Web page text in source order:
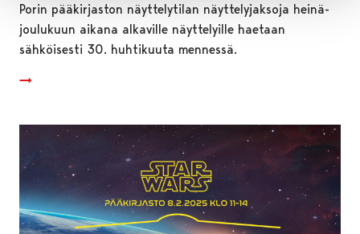
Porin pääkirjaston näyttelytilan näyttelyjaksoja heinä-
joulukuun aikana alkaville näyttelyille haetaan
sähköisesti 30. huhtikuuta mennessä.